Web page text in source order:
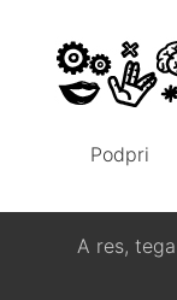
Podpri
A res,